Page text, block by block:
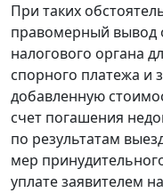
При таких
правомерный вывод
налогового органа
спорного платежа и
добавленную
счет погашения
по результатам
мер
уплате заявителем